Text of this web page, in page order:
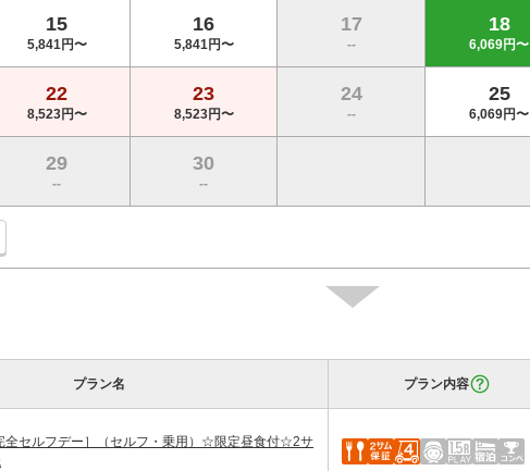
15
5,841円〜
16
5,841円〜
17
--
18
6,069円〜
22
8,523円〜
23
8,523円〜
24
--
25
6,069円〜
29
--
30
--
プラン名 プラン内容
全セルフデー］（セルフ・乗用）☆限定昼食付☆2サ